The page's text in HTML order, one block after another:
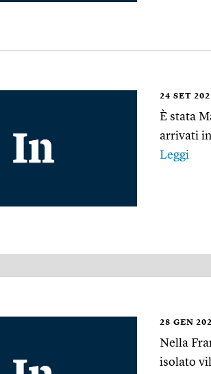
24 SET
È stata
arrivati
Leggi
28 GEN
Nella
isolato